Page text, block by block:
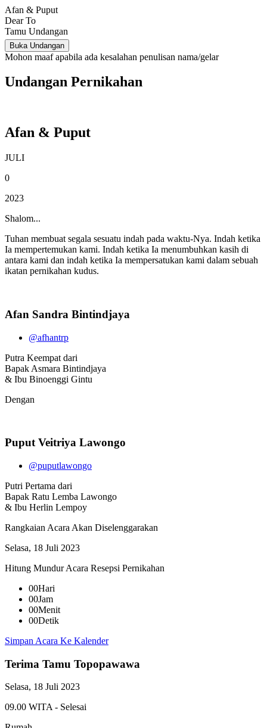
Afan & Puput
Dear To
Tamu Undangan
Buka Undangan
Mohon maaf apabila ada kesalahan penulisan nama/gelar
Undangan Pernikahan
Afan & Puput
JULI
0
2023
Shalom...
Tuhan membuat segala sesuatu indah pada waktu-Nya. Indah ketika
Ia mempertemukan kami. Indah ketika Ia menumbuhkan kasih di
antara kami dan indah ketika Ia mempersatukan kami dalam sebuah
ikatan pernikahan kudus.
Afan Sandra Bintindjaya
@afhantrp
Putra Keempat dari
Bapak Asmara Bintindjaya
& Ibu Binoenggi Gintu
Dengan
Puput Veitriya Lawongo
@puputlawongo
Putri Pertama dari
Bapak Ratu Lemba Lawongo
& Ibu Herlin Lempoy
Rangkaian Acara Akan Diselenggarakan
Selasa, 18 Juli 2023
Hitung Mundur Acara Resepsi Pernikahan
00Hari
00Jam
00Menit
00Detik
Simpan Acara Ke Kalender
Terima Tamu Topopawawa
Selasa, 18 Juli 2023
09.00 WITA - Selesai